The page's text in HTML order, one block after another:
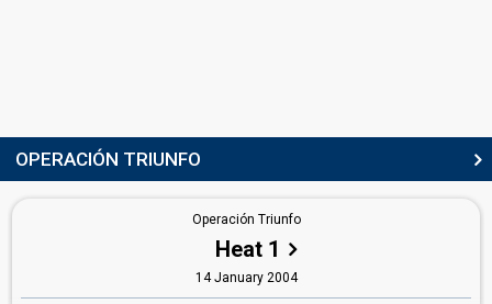
Spain 1988: commentator
Spain 1987
: commentator
OPERACIÓN TRIUNFO
Operación Triunfo
Heat 1
14 January 2004